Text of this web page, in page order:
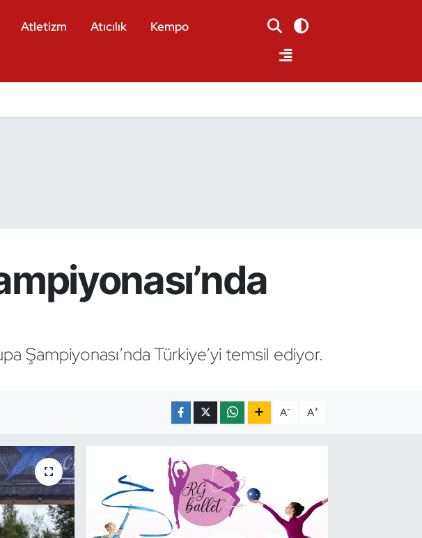
Atletizm Atıcılık
Kempo
Şampiyonası’nda Türkiye’yi temsil ediyor.
A- A+